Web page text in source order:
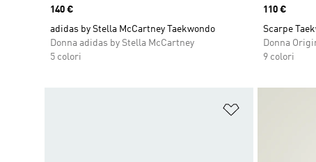
Price
140 €
adidas by Stella McCartney Taekwondo
Donna adidas by Stella McCartney
5 colori
Price
110 €
Scarpe
Donna
9 colori